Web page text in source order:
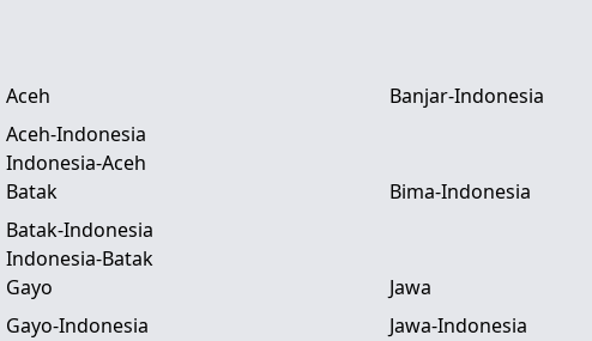
Aceh
Aceh-Indonesia
Indonesia-Aceh
Banjar-Indonesia
Batak
Batak-Indonesia
Indonesia-Batak
Bima-Indonesia
Gayo
Gayo-Indonesia
Jawa
Jawa-Indonesia